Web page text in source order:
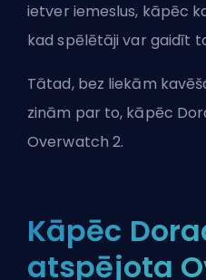
ietver iemeslus, kāpēc
kad spēlētāji var gaidīt
Tātad, bez liekām
zinām par to, kāpēc
Overwatch 2.
Kāpēc
atspējota